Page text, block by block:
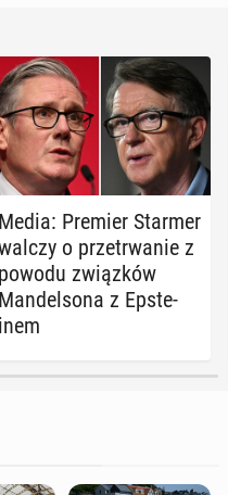
Media: Premier Starmer
o prze­trwa­nie z
powodu związ­ków
Man­del­so­na z Ep­ste­
inem